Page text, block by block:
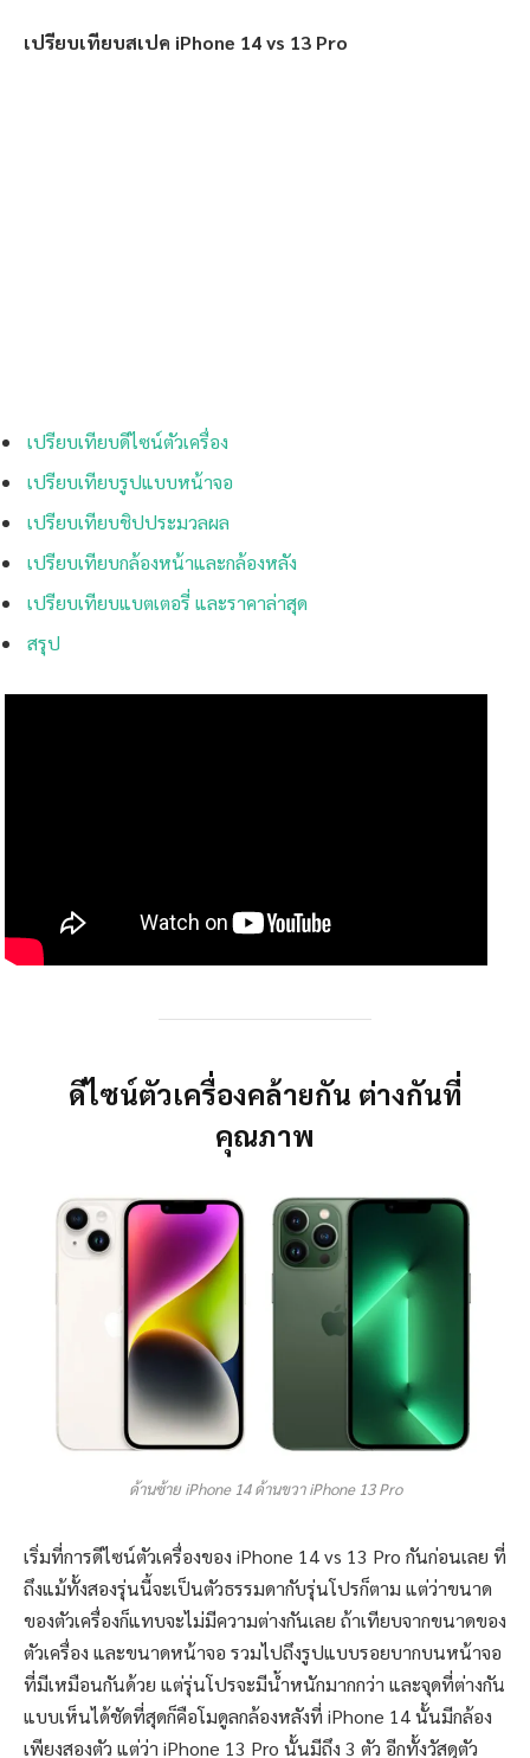
เปรียบเทียบสเปค iPhone 14 vs 13 Pro
เปรียบเทียบดีไซน์ตัวเครื่อง
เปรียบเทียบรูปแบบหน้าจอ
เปรียบเทียบชิปประมวลผล
เปรียบเทียบกล้องหน้าและกล้องหลัง
เปรียบเทียบแบตเตอรี่ และราคาล่าสุด
สรุป
ดีไซน์ตัวเครื่องคล้ายกัน ต่างกันที่
คุณภาพ
ด้านซ้าย iPhone 14 ด้านขวา iPhone 13 Pro
เริ่มที่การดีไซน์ตัวเครื่องของ iPhone 14 vs 13 Pro กันก่อนเลย ที่
ถึงแม้ทั้งสองรุ่นนี้จะเป็นตัวธรรมดากับรุ่นโปรก็ตาม แต่ว่าขนาด
ของตัวเครื่องก็แทบจะไม่มีความต่างกันเลย ถ้าเทียบจากขนาดของ
ตัวเครื่อง และขนาดหน้าจอ รวมไปถึงรูปแบบรอยบากบนหน้าจอ
ที่มีเหมือนกันด้วย แต่รุ่นโปรจะมีน้ำหนักมากกว่า และจุดที่ต่างกัน
แบบเห็นได้ชัดที่สุดก็คือโมดูลกล้องหลังที่ iPhone 14 นั้นมีกล้อง
เพียงสองตัว แต่ว่า iPhone 13 Pro นั้นมีถึง 3 ตัว อีกทั้งวัสดุตัว